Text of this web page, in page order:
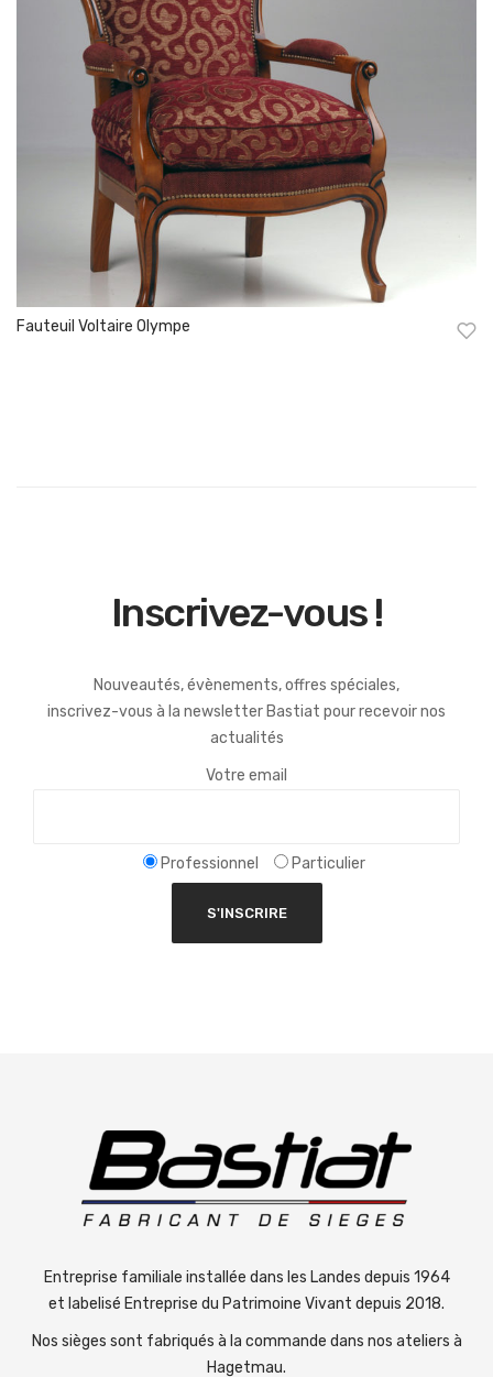
Fauteuil Voltaire Olympe
Inscrivez-vous !
Nouveautés, évènements, offres spéciales,
inscrivez-vous à la newsletter Bastiat pour recevoir nos
actualités
Votre email
Professionnel Particulier
Entreprise familiale installée dans les Landes depuis 1964
et labelisé Entreprise du Patrimoine Vivant depuis 2018.
Nos sièges sont fabriqués à la commande dans nos ateliers à
Hagetmau.